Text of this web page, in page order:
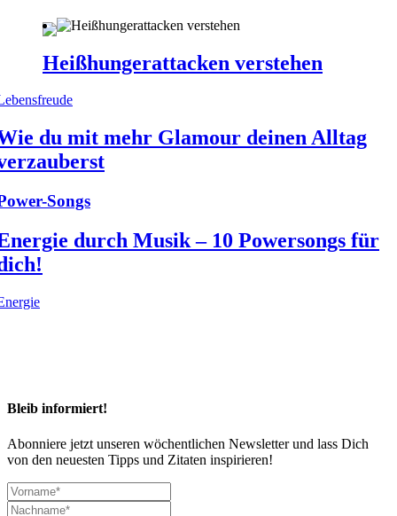
Heißhungerattacken verstehen
du mit mehr Glamour deinen Alltag
Songs
durch Musik – 10 Powersongs für
Bleib informiert!
Abonniere jetzt unseren wöchentlichen Newsletter und lass Dich
von den neuesten Tipps und Zitaten inspirieren!